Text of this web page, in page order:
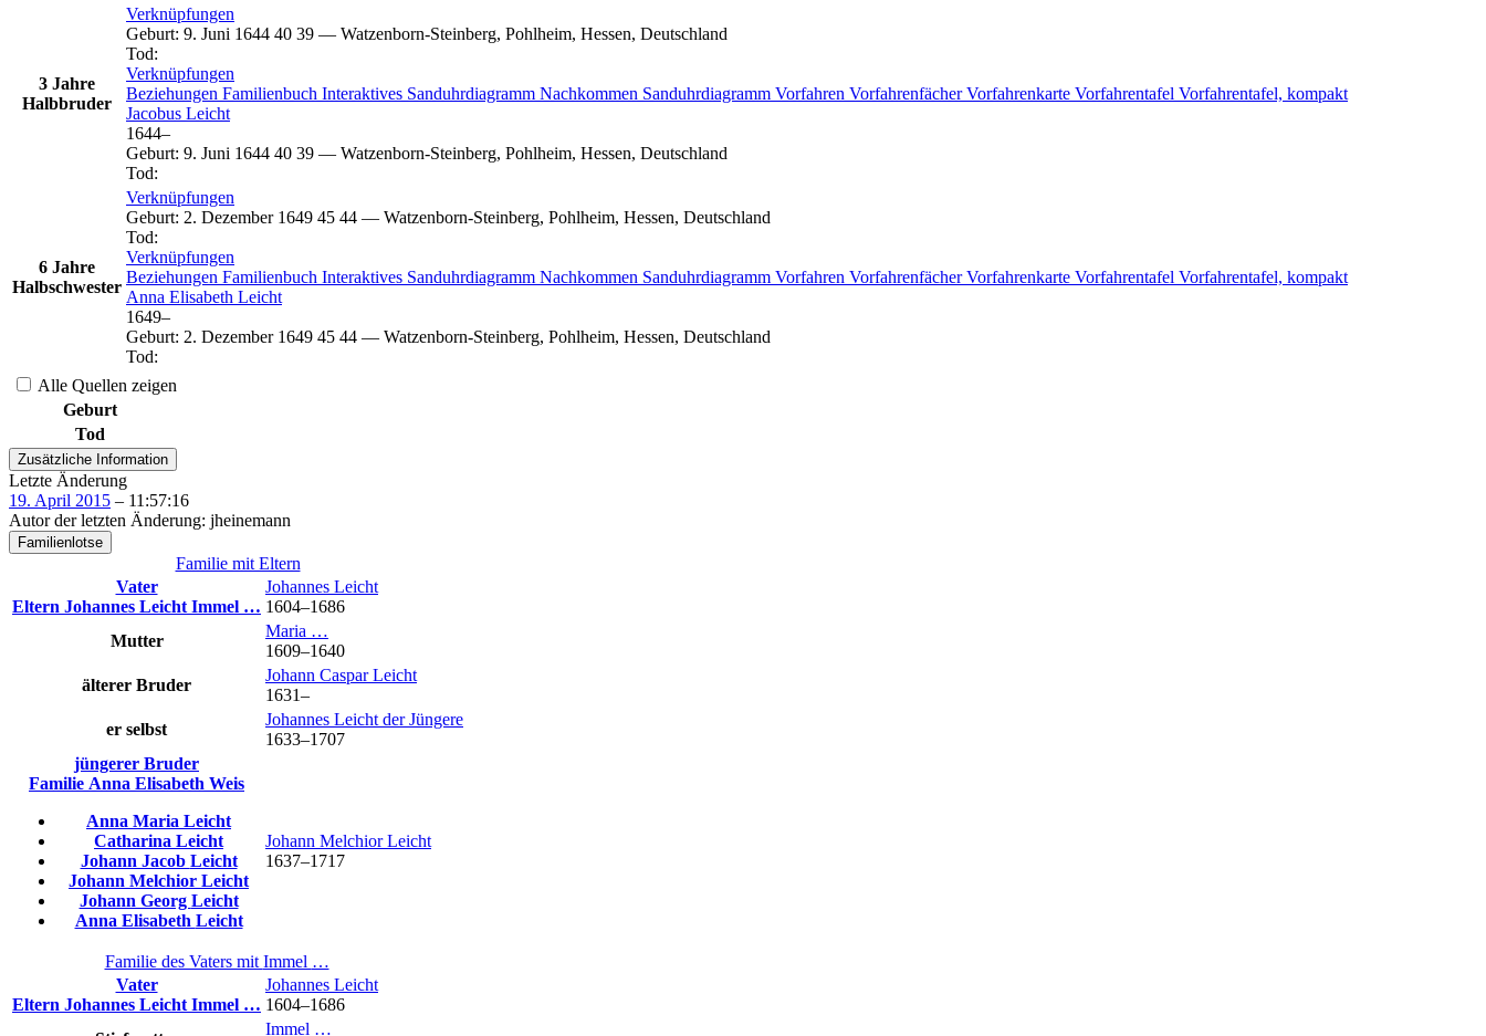
3 Jahre
Halbbruder
Verknüpfungen
Geburt: 9. Juni 1644 40 39 — Watzenborn-Steinberg, Pohlheim, Hessen, Deutschland
Tod:
Verknüpfungen
Beziehungen Familienbuch Interaktives Sanduhrdiagramm Nachkommen Sanduhrdiagramm Vorfahren VorfahrenfächerVorfahrenkarte Vorfahrentafel Vorfahrentafel, kompakt
Jacobus Leicht
1644–
Geburt: 9. Juni 1644 40 39 — Watzenborn-Steinberg, Pohlheim, Hessen, Deutschland
Tod:
6 Jahre
Halbschwester
Verknüpfungen
Geburt: 2. Dezember 1649 45 44 — Watzenborn-Steinberg, Pohlheim, Hessen, Deutschland
Tod:
Verknüpfungen
Beziehungen Familienbuch Interaktives Sanduhrdiagramm Nachkommen Sanduhrdiagramm Vorfahren VorfahrenfächerVorfahrenkarte Vorfahrentafel Vorfahrentafel, kompakt
Anna Elisabeth Leicht
1649–
Geburt: 2. Dezember 1649 45 44 — Watzenborn-Steinberg, Pohlheim, Hessen, Deutschland
Tod:
Alle Quellen zeigen
Geburt
Tod
Zusätzliche Information
Letzte Änderung
19. April 2015 – 11:57:16
Autor der letzten Änderung: jheinemann
Familienlotse
Familie mit Eltern
Vater
Eltern Johannes Leicht Immel …
Johannes Leicht
1604–1686
Mutter
Maria …
1609–1640
älterer Bruder
Johann CasparLeicht
1631–
er selbst
Johannes Leicht der Jüngere
1633–1707
jüngerer Bruder
Familie Anna Elisabeth Weis
Anna Maria Leicht
Catharina Leicht
Johann Jacob Leicht
Johann Melchior Leicht
Johann Georg Leicht
Anna Elisabeth Leicht
Johann MelchiorLeicht
1637–1717
Familie des Vaters mit Immel …
Vater
Eltern Johannes Leicht Immel …
Johannes Leicht
1604–1686
Immel …